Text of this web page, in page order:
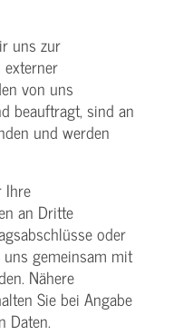
uns zur
von uns
beauftragt, sind an
und werden
Ihre
an Dritte
oder
gemeinsam mit
Nähere
Sie bei Angabe
Daten.